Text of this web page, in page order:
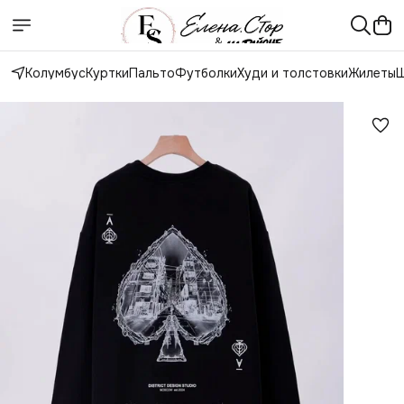
КолумбусКурткиПальтоФутболкиХуди и толстовкиЖилеты